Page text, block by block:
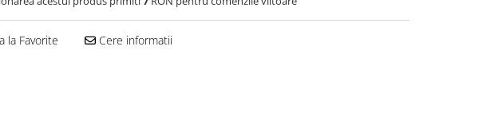
la Favorite Cere informatii